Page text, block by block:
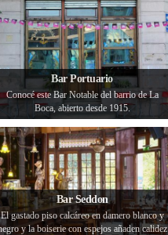
Bar Portuario
Conocé este Bar Notable del barrio de La
Boca, abierto desde 1915.
Bar Seddon
El gastado piso calcáreo en damero blanco y
y la boiserie con espejos añaden calidez